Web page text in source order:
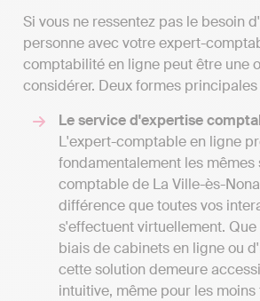
Si vous ne ressentez pas le besoin
personne avec votre expert-
comptabilité en ligne peut être une
considérer. Deux formes
Le service d'expertise
L'expert-comptable en ligne
fondamentalement les mêmes
comptable de La Ville-ès-
différence que toutes vos
s'effectuent virtuellement.
biais de cabinets en ligne ou
cette solution demeure
intuitive, même pour les